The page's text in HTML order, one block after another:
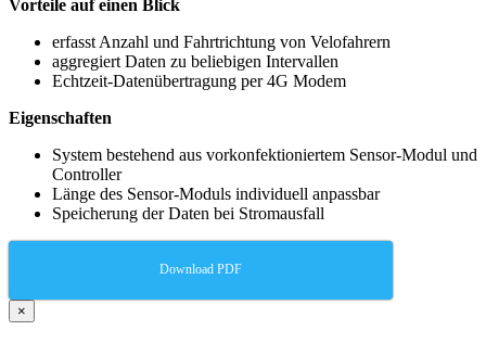
Vorteile auf einen Blick
erfasst Anzahl und Fahrtrichtung von Velofahrern
aggregiert Daten zu beliebigen Intervallen
Echtzeit-Datenübertragung per 4G Modem
Eigenschaften
System bestehend aus vorkonfektioniertem Sensor-Modul und
Controller
Länge des Sensor-Moduls individuell anpassbar
Speicherung der Daten bei Stromausfall
Download PDF
×